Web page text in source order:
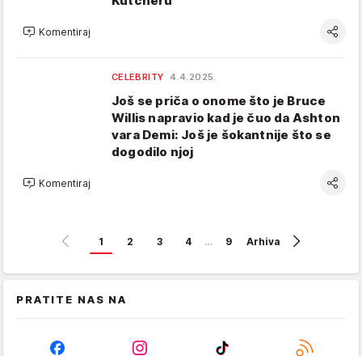
Komentiraj
CELEBRITY 4.4.2025.
Još se priča o onome što je Bruce
Willis napravio kad je čuo da Ashton
vara Demi: Još je šokantnije što se
dogodilo njoj
Komentiraj
1 2 3 4 … 9 Arhiva
PRATITE NAS NA